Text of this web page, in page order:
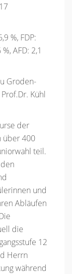
%, FDP:
AFD: 2,1
Groden-
Kühl
der
über 400
teil.
und
Abläufen
die
12
Herrn
während